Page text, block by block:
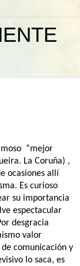
“mejor
La Coruña) ,
ocasiones allí
Es curioso
su importancia
espectacular
desgracia
valor
comunicación y
lo saca, es